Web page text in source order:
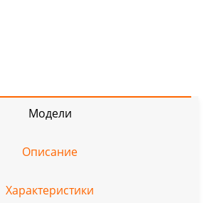
Модели
Описание
Характеристики